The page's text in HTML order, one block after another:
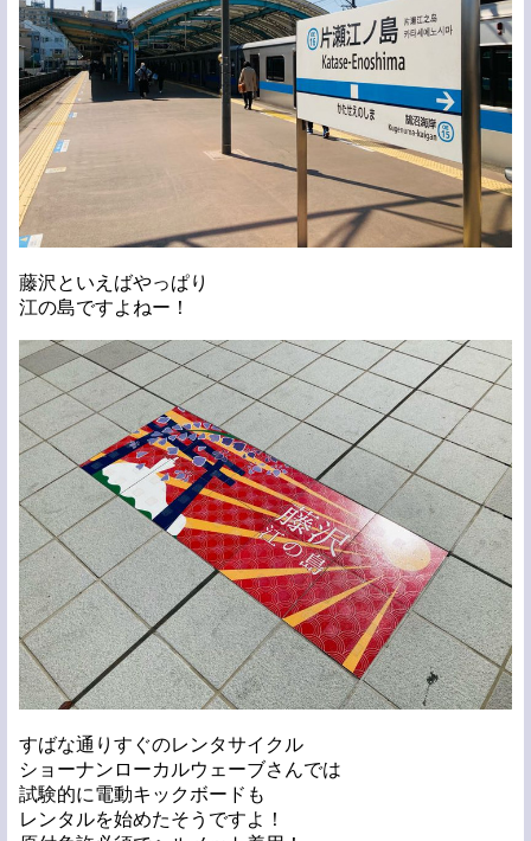
藤沢といえばやっぱり
江の島ですよねー！
すばな通りすぐのレンタサイクル
ショーナンローカルウェーブさんでは
試験的に電動キックボードも
レンタルを始めたそうですよ！